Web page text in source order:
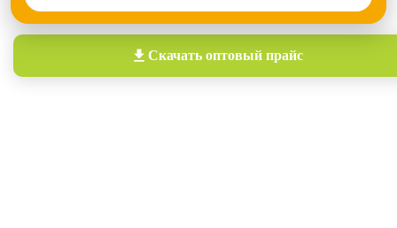
Скачать оптовый прайс